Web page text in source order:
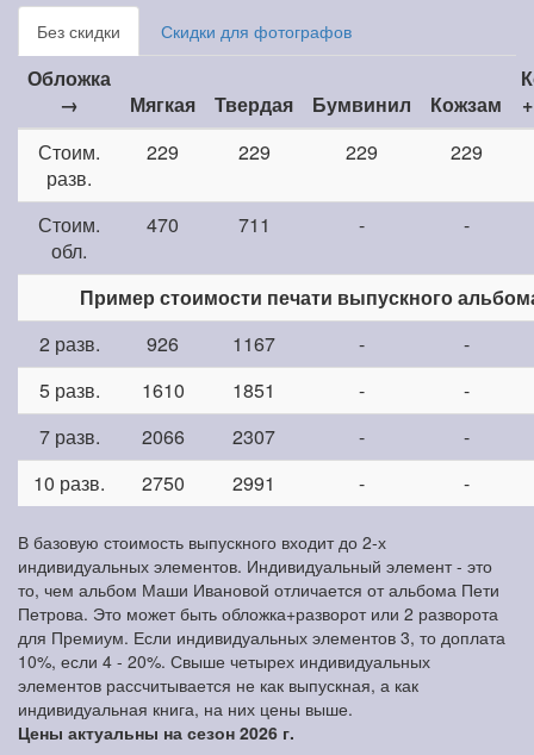
Без скидки Скидки для фотографов
Обложка
→
Мягкая Твердая Бумвинил Кожзам
Стоим.
разв.
229 229 229 229
Стоим.
обл.
470 711 - -
Пример стоимости печати выпускного
2 разв.
926 1167 -
-
5 разв.
1610 1851 -
-
7 разв.
2066 2307 -
-
10 разв.
2750 2991 - -
В базовую стоимость выпускного входит до 2-х
индивидуальных элементов. Индивидуальный элемент - это
то, чем альбом Маши Ивановой отличается от альбома Пети
Петрова. Это может быть обложка+разворот или 2 разворота
для Премиум. Если индивидуальных элементов 3, то доплата
10%, если 4 - 20%. Свыше четырех индивидуальных
элементов рассчитывается не как выпускная, а как
индивидуальная книга, на них цены выше.
Цены актуальны на сезон 2026 г.